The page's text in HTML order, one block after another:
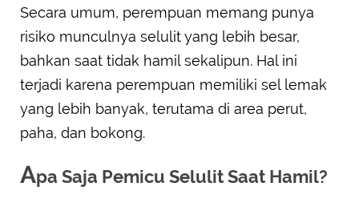
Secara umum, perempuan memang punya
risiko munculnya selulit yang lebih besar,
bahkan saat tidak hamil sekalipun. Hal ini
terjadi karena perempuan memiliki sel lemak
yang lebih banyak, terutama di area perut,
paha, dan bokong.
Apa Saja Pemicu Selulit Saat Hamil?